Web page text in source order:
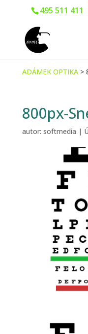
495 511 411
ADÁMEK OPTIKA>
800px-
autor: softmedia |